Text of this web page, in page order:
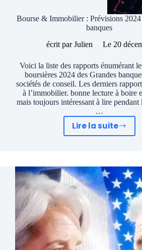
Bourse & Immobilier : Prévisions 2024
banques
écrit par Julien Le 20
Voici la liste des rapports énumérant
boursières 2024 des Grandes
sociétés de conseil. Les derniers
à l’immobilier. bonne lecture à boire
mais toujours intéressant à lire pendant
…
Lire la suite
Bourse
:
Prévisions
2024
des
Grandes
banques